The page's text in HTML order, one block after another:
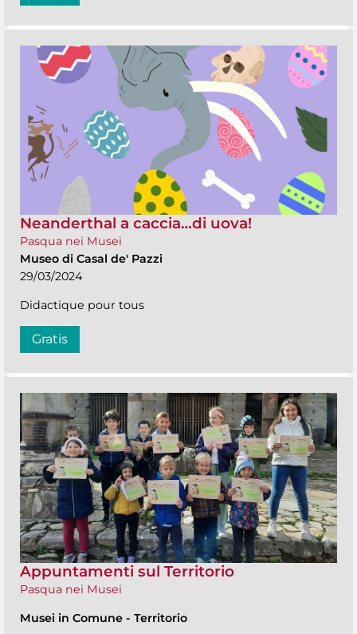
Neanderthal a caccia…di uova!
Pasqua nei Musei
Museo di Casal de' Pazzi
29/03/2024
Didactique pour tous
Gratis
Appuntamenti sul Territorio
Pasqua nei Musei
Musei in Comune - Territorio